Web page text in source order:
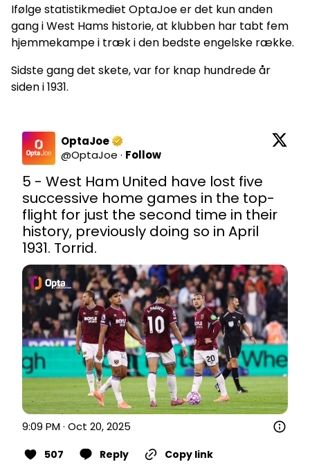
Ifølge statistikmediet OptaJoe er det kun anden
gang i West Hams historie, at klubben har tabt fem
hjemmekampe i træk i den bedste engelske række.
Sidste gang det skete, var for knap hundrede år
siden i 1931.
OptaJoe
@OptaJoe · Follow
5 - West Ham United have lost five
successive home games in the top-
flight for just the second time in their
history, previously doing so in April
1931. Torrid.
9:09 PM · Oct 20, 2025
507 Reply
Copy link